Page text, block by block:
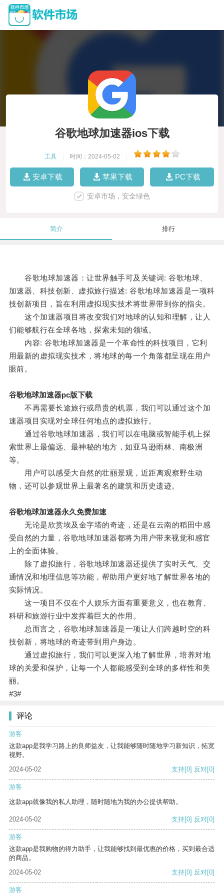
谷歌地球加速器ios下载
工具 时间：2024-05-02
安卓下载 苹果下载 PC下载
安卓市场，安全绿色
简介 排行
谷歌地球加速器：让世界触手可及关键词: 谷歌地球、
加速器、科技创新、虚拟旅行描述: 谷歌地球加速器是一项科
技创新项目，旨在利用虚拟现实技术将世界带到你的指尖。
这个加速器项目将改变我们对地球的认知和理解，让人
们能够航行在全球各地，探索未知的领域。
内容: 谷歌地球加速器是一个革命性的科技项目，它利
用最新的虚拟现实技术，将地球的每一个角落都呈现在用户
眼前。
谷歌地球加速器pc版下载
不再需要长途旅行或昂贵的机票，我们可以通过这个加
速器项目实现对全球任何地点的虚拟旅行。
通过谷歌地球加速器，我们可以在电脑或智能手机上探
索世界上最偏远、最神秘的地方，如亚马逊雨林、南极洲
等。
用户可以感受大自然的壮丽景观，近距离观察野生动
物，还可以参观世界上最著名的建筑和历史遗迹。
谷歌地球加速器永久免费加速
无论是欣赏埃及金字塔的奇迹，还是在云南的稻田中感
受自然的力量，谷歌地球加速器都将为用户带来视觉和感官
上的全面体验。
除了虚拟旅行，谷歌地球加速器还提供了实时天气、交
通情况和地理信息等功能，帮助用户更好地了解世界各地的
实际情况。
这一项目不仅在个人娱乐方面有重要意义，也在教育、
科研和旅游行业中发挥着巨大的作用。
总而言之，谷歌地球加速器是一项让人们跨越时空的科
技创新，将地球的奇迹带到用户身边。
通过虚拟旅行，我们可以更深入地了解世界，培养对地
球的关爱和保护，让每一个人都能感受到全球的多样性和美
丽。
#3#
评论
游客
这款app是我学习路上的良师益友，让我能够随时随地学习新知识，拓宽
视野。
2024-05-02
支持[0] 反对[0]
游客
这款app就像我的私人助理，随时随地为我的办公提供帮助。
2024-05-02 支持[0] 反对[0]
游客
这款app是我购物的得力助手，让我能够找到最优惠的价格，买到最合适
的商品。
2024-05-02
支持[0] 反对[0]
游客